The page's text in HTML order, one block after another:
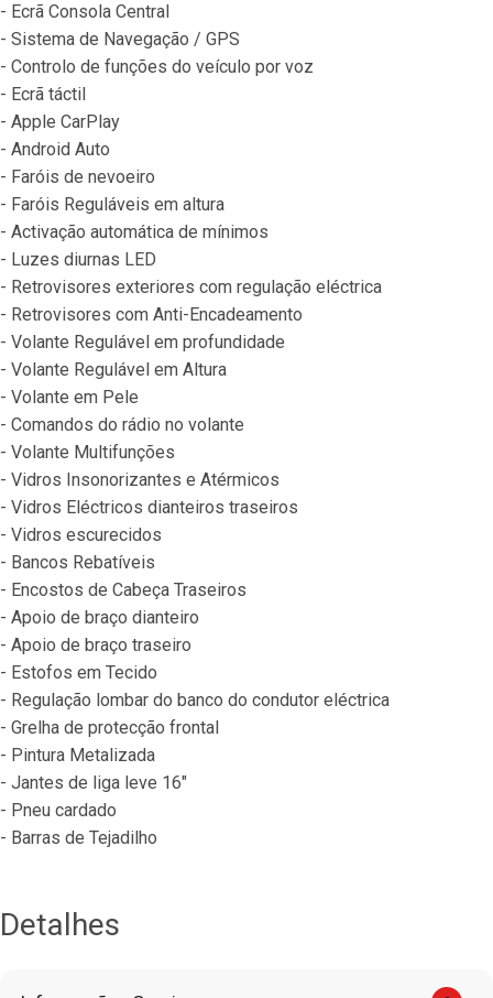
- Ecrã Consola Central
- Sistema de Navegação / GPS
- Controlo de funções do veículo por voz
- Ecrã táctil
- Apple CarPlay
- Android Auto
- Faróis de nevoeiro
- Faróis Reguláveis em altura
- Activação automática de mínimos
- Luzes diurnas LED
- Retrovisores exteriores com regulação eléctrica
- Retrovisores com Anti-Encadeamento
- Volante Regulável em profundidade
- Volante Regulável em Altura
- Volante em Pele
- Comandos do rádio no volante
- Volante Multifunções
- Vidros Insonorizantes e Atérmicos
- Vidros Eléctricos dianteiros traseiros
- Vidros escurecidos
- Bancos Rebatíveis
- Encostos de Cabeça Traseiros
- Apoio de braço dianteiro
- Apoio de braço traseiro
- Estofos em Tecido
- Regulação lombar do banco do condutor eléctrica
- Grelha de protecção frontal
- Pintura Metalizada
- Jantes de liga leve 16"
- Pneu cardado
- Barras de Tejadilho
Detalhes